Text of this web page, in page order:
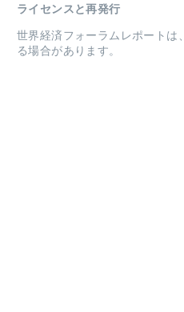
ライセンスと再発行
世界経済フォーラムレポートは、
る場合があります。